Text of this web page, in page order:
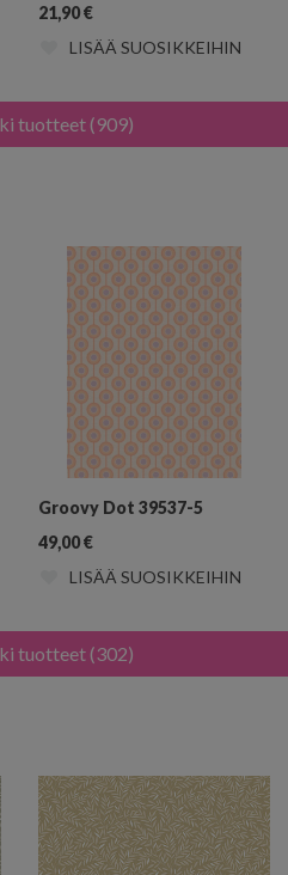
21,90€
LISÄÄ SUOSIKKEIHIN
tuotteet (909)
Groovy Dot 39537-5
49,00€
LISÄÄ SUOSIKKEIHIN
tuotteet (302)